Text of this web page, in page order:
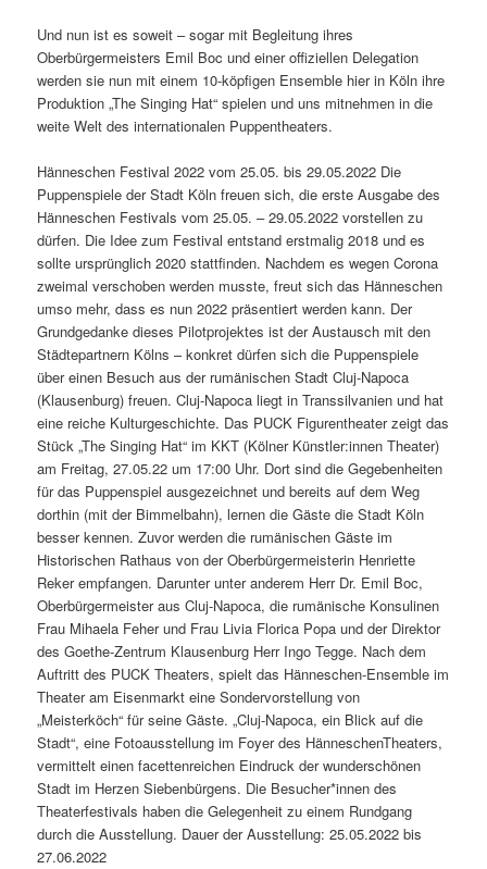
Und nun ist es soweit – sogar mit Begleitung ihres
Oberbürgermeisters Emil Boc und einer offiziellen Delegation
werden sie nun mit einem 10-köpfigen Ensemble hier in Köln ihre
Produktion „The Singing Hat“ spielen und uns mitnehmen in die
weite Welt des internationalen Puppentheaters.
Hänneschen Festival 2022 vom 25.05. bis 29.05.2022 Die
Puppenspiele der Stadt Köln freuen sich, die erste Ausgabe des
Hänneschen Festivals vom 25.05. – 29.05.2022 vorstellen zu
dürfen. Die Idee zum Festival entstand erstmalig 2018 und es
sollte ursprünglich 2020 stattfinden. Nachdem es wegen Corona
zweimal verschoben werden musste, freut sich das Hänneschen
umso mehr, dass es nun 2022 präsentiert werden kann. Der
Grundgedanke dieses Pilotprojektes ist der Austausch mit den
Städtepartnern Kölns – konkret dürfen sich die Puppenspiele
über einen Besuch aus der rumänischen Stadt Cluj-Napoca
(Klausenburg) freuen. Cluj-Napoca liegt in Transsilvanien und hat
eine reiche Kulturgeschichte. Das PUCK Figurentheater zeigt das
Stück „The Singing Hat“ im KKT (Kölner Künstler:innen Theater)
am Freitag, 27.05.22 um 17:00 Uhr. Dort sind die Gegebenheiten
für das Puppenspiel ausgezeichnet und bereits auf dem Weg
dorthin (mit der Bimmelbahn), lernen die Gäste die Stadt Köln
besser kennen. Zuvor werden die rumänischen Gäste im
Historischen Rathaus von der Oberbürgermeisterin Henriette
Reker empfangen. Darunter unter anderem Herr Dr. Emil Boc,
Oberbürgermeister aus Cluj-Napoca, die rumänische Konsulinen
Frau Mihaela Feher und Frau Livia Florica Popa und der Direktor
des Goethe-Zentrum Klausenburg Herr Ingo Tegge. Nach dem
Auftritt des PUCK Theaters, spielt das Hänneschen-Ensemble im
Theater am Eisenmarkt eine Sondervorstellung von
„Meisterköch“ für seine Gäste. „Cluj-Napoca, ein Blick auf die
Stadt“, eine Fotoausstellung im Foyer des HänneschenTheaters,
vermittelt einen facettenreichen Eindruck der wunderschönen
Stadt im Herzen Siebenbürgens. Die Besucher*innen des
Theaterfestivals haben die Gelegenheit zu einem Rundgang
durch die Ausstellung. Dauer der Ausstellung: 25.05.2022 bis
27.06.2022